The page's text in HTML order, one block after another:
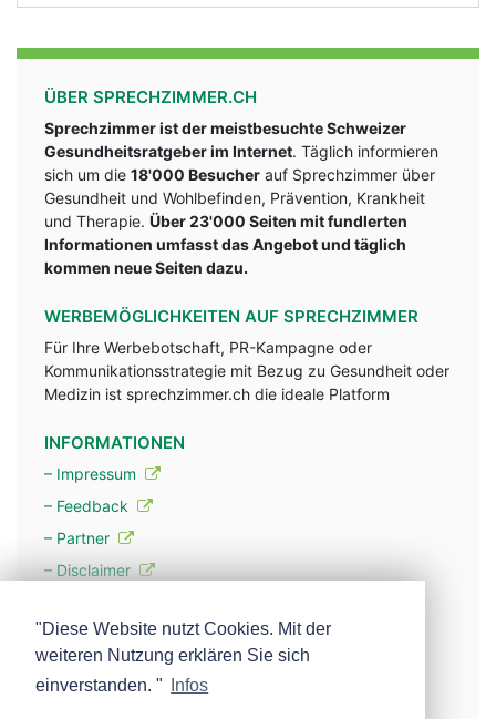
ÜBER SPRECHZIMMER.CH
Sprechzimmer ist der meistbesuchte Schweizer
Gesundheitsratgeber im Internet. Täglich informieren
sich um die 18'000 Besucher auf Sprechzimmer über
Gesundheit und Wohlbefinden, Prävention, Krankheit
und Therapie. Über 23'000 Seiten mit fundlerten
Informationen umfasst das Angebot und täglich
kommen neue Seiten dazu.
WERBEMÖGLICHKEITEN AUF SPRECHZIMMER
Für Ihre Werbebotschaft, PR-Kampagne oder
Kommunikationsstrategie mit Bezug zu Gesundheit oder
Medizin ist sprechzimmer.ch die ideale Platform
INFORMATIONEN
– Impressum
– Feedback
– Partner
– Disclaimer
– Werbung
– Mehr über unsere Experten
"Diese Website nutzt Cookies. Mit der
weiteren Nutzung erklären Sie sich
einverstanden. "
Infos